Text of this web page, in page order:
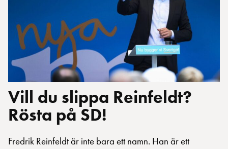
Vill du slippa Reinfeldt?
Rösta på SD!
Fredrik Reinfeldt är inte bara ett namn. Han är ett